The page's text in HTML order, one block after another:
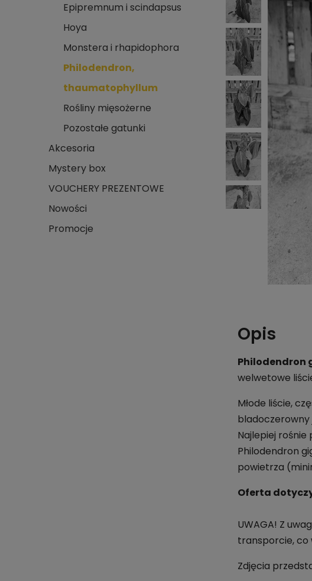
Epipremnum i scindapsus
Hoya
Monstera i rhapidophora
Philodendron,
thaumatophyllum
Rośliny mięsożerne
Pozostałe gatunki
Akcesoria
Mystery box
VOUCHERY PREZENTOWE
Nowości
Promocje
Opis
Philodendron
welwetowe
Młode liście,
bladoczerowny
Najlepiej
Philodendron
powietrza
Oferta
UWAGA! Z
transporcie, co
Zdjęcia